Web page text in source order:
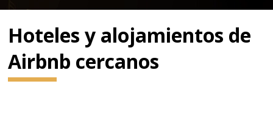
Hoteles y alojamientos de
Airbnb cercanos